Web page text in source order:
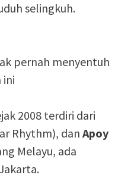
selingkuh.
pernah menyentuh
ini
2008 terdiri dari
Rhythm), dan Apoy
Melayu, ada